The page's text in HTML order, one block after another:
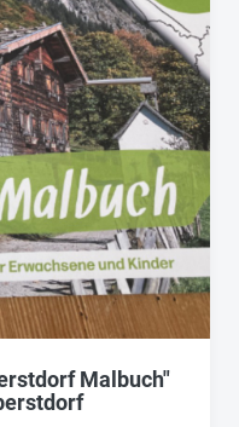
Malbuch"